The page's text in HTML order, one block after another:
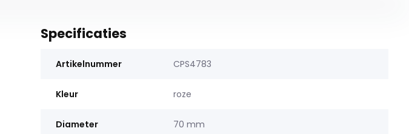
Specificaties
Artikelnummer CPS4783
Kleur roze
Diameter 70 mm